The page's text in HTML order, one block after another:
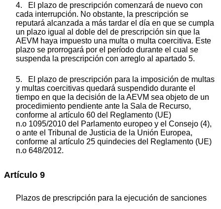
4. El plazo de prescripción comenzará de nuevo con
cada interrupción. No obstante, la prescripción se
reputará alcanzada a más tardar el día en que se cumpla
un plazo igual al doble del de prescripción sin que la
AEVM haya impuesto una multa o multa coercitiva. Este
plazo se prorrogará por el período durante el cual se
suspenda la prescripción con arreglo al apartado 5.
5. El plazo de prescripción para la imposición de multas
y multas coercitivas quedará suspendido durante el
tiempo en que la decisión de la AEVM sea objeto de un
procedimiento pendiente ante la Sala de Recurso,
conforme al artículo 60 del Reglamento (UE)
n.o 1095/2010 del Parlamento europeo y el Consejo (4),
o ante el Tribunal de Justicia de la Unión Europea,
conforme al artículo 25 quindecies del Reglamento (UE)
n.o 648/2012.
Artículo 9
Plazos de prescripción para la ejecución de sanciones